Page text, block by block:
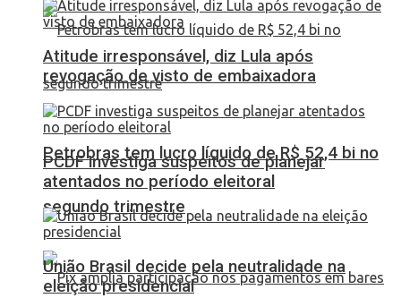
Petrobras tem lucro líquido de R$ 52,4 bi no
segundo trimestre
Atitude irresponsável, diz Lula após
revogação de visto de embaixadora
PCDF investiga suspeitos de planejar
atentados no período eleitoral
União Brasil decide pela neutralidade na
eleição presidencial